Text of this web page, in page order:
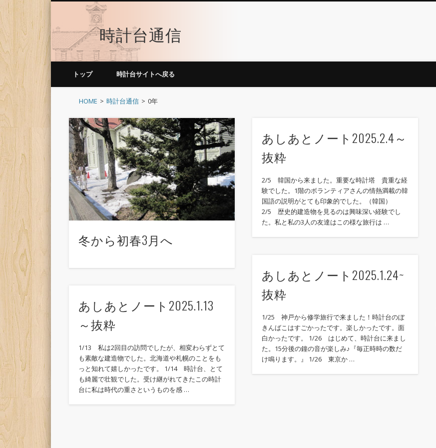
時計台通信
トップ 時計台サイトへ戻る
HOME 時計台通信 0年
冬から初春3月へ
あしあとノート2025.2.4～
抜粋
2/5 韓国から来ました。重要な時計塔 貴重な経
験でした。1階のボランティアさんの情熱満載の韓
国語の説明がとても印象的でした。（韓国）
2/5 歴史的建造物を見るのは興味深い経験でし
た。私と私の3人の友達はこの様な旅行は …
あしあとノート2025.1.24~
抜粋
1/25 神戸から修学旅行で来ました！時計台のぼ
きんばこはすごかったです。楽しかったです。面
白かったです。 1/26 はじめて、時計台に来まし
た。15分後の鐘の音が楽しみ♪『毎正時時の数だ
け鳴ります。』 1/26 東京か …
あしあとノート2025.1.13
～抜粋
1/13 私は2回目の訪問でしたが、相変わらずとて
も素敵な建造物でした。北海道や札幌のことをも
っと知れて嬉しかったです。 1/14 時計台、とて
も綺麗で壮観でした。受け継がれてきたこの時計
台に私は時代の重さというものを感 …